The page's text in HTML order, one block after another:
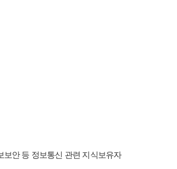
안 등 정보통신 관련 지식보유자